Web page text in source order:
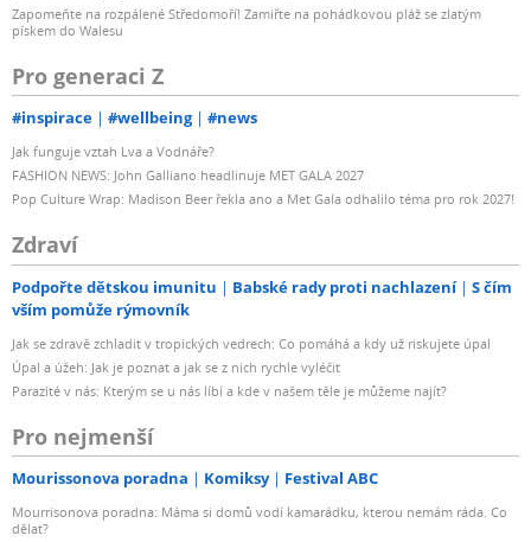
Zapomeňte na rozpálené Středomoří! Zamiřte na pohádkovou pláž se zlatým
pískem do Walesu
Pro generaci Z
#inspirace #wellbeing #news
Jak funguje vztah Lva a Vodnáře?
FASHION NEWS: John Galliano headlinuje MET GALA 2027
Pop Culture Wrap: Madison Beer řekla ano a Met Gala odhalilo téma pro rok 2027!
Zdraví
Podpořte dětskou imunitu Babské rady proti nachlazení
S čím
vším pomůže rýmovník
Jak se zdravě zchladit v tropických vedrech: Co pomáhá a kdy už riskujete úpal
Úpal a úžeh: Jak je poznat a jak se z nich rychle vyléčit
Parazité v nás: Kterým se u nás líbí a kde v našem těle je můžeme najít?
Pro nejmenší
Mourissonova poradna Komiksy Festival ABC
Mourrisonova poradna: Máma si domů vodí kamarádku, kterou nemám ráda. Co
dělat?